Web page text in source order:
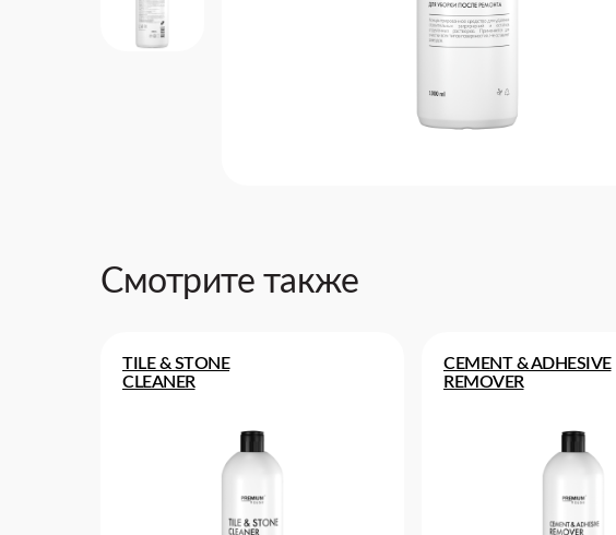
Смотрите также
TILE & STONE
CLEANER
CEMENT & ADHESIVE
REMOVER